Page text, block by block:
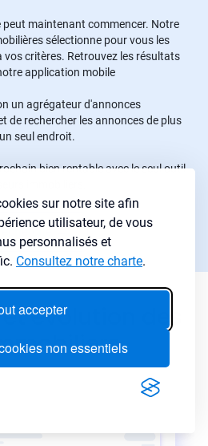
sur notre site afin
utilisateur, de vous
personnalisés et
Consultez notre charte.
accepter
non essentiels
maintenant commencer. Notre
sélectionne pour vous les
critères. Retrouvez les résultats
application mobile
un agrégateur d'annonces
de rechercher les annonces de plus
seul endroit.
bien rentable avec le seul outil
→
évolution des